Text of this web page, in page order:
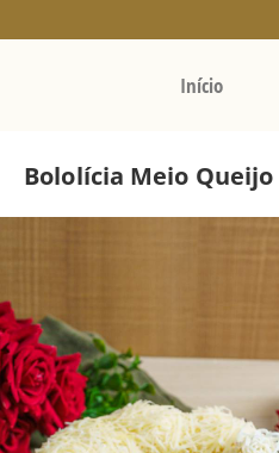
Início
Bololícia Meio